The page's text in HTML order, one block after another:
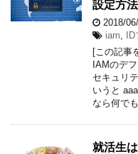
設定方法
2018/
iam
ID
[この記事
IAMのデ
セキュリ
いうと
なら何で
就活生